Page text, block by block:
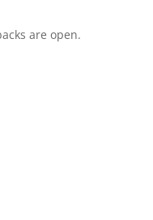
are open.